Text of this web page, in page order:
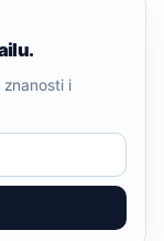
znanosti i